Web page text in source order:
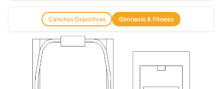
Canchas Deportivas Gimnasio & Fitness